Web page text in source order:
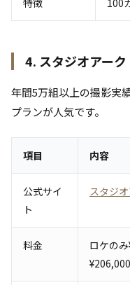
4. スタジオアーク
年間5万組以上の撮影実
プランが人気です。
項目 内容
公式サイ
ト
スタジ
料金
ロケの